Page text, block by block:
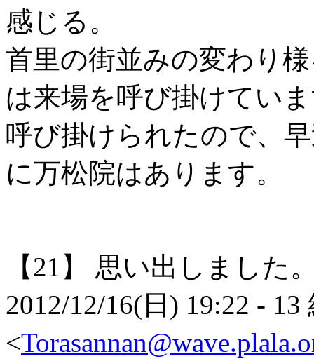
感じる。
首里の街並みの変わり
は来場を呼び掛けてい
呼び掛けられたので、
に万松院はあります。
【21】 思い出しました
2012/12/16(日) 19:22 - 13
<